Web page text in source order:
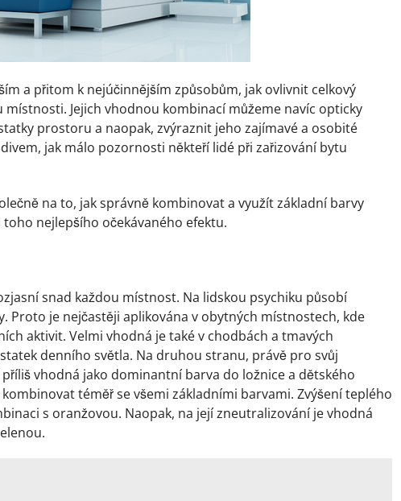
a přitom k nejúčinnějším způsobům, jak ovlivnit celkový
Jejich vhodnou kombinací můžeme navíc opticky
prostoru a naopak, zvýraznit jeho zajímavé a osobité
jak málo pozornosti někteří lidé při zařizování bytu
na to, jak správně kombinovat a využít základní barvy
nejlepšího očekávaného efektu.
snad každou místnost. Na lidskou psychiku působí
Proto je nejčastěji aplikována v obytných místnostech, kde
aktivit. Velmi vhodná je také v chodbách a tmavých
denního světla. Na druhou stranu, právě pro svůj
vhodná jako dominantní barva do ložnice a dětského
téměř se všemi základními barvami. Zvýšení teplého
s oranžovou. Naopak, na její zneutralizování je vhodná